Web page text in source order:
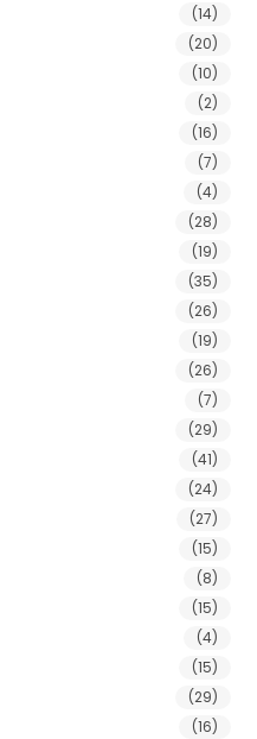
(14)
(20)
(10)
(2)
(16)
(7)
(4)
(28)
(19)
(35)
(26)
(19)
(26)
(7)
(29)
(41)
(24)
(27)
(15)
(8)
(15)
(4)
(15)
(29)
(16)